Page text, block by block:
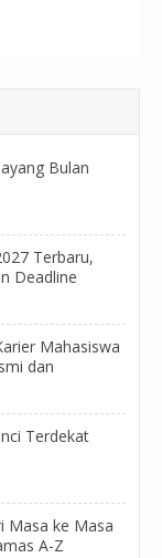
Bulan
Terbaru,
Deadline
Mahasiswa
dan
Terdekat
Masa ke Masa
A-Z